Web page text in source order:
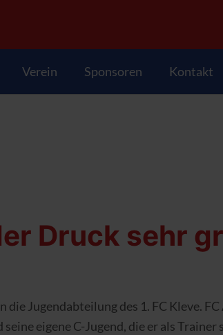
Verein Sponsoren Kontakt
Druck sehr
Jugendabteilung des 1. FC Kleve.
seine eigene C-Jugend, die er als